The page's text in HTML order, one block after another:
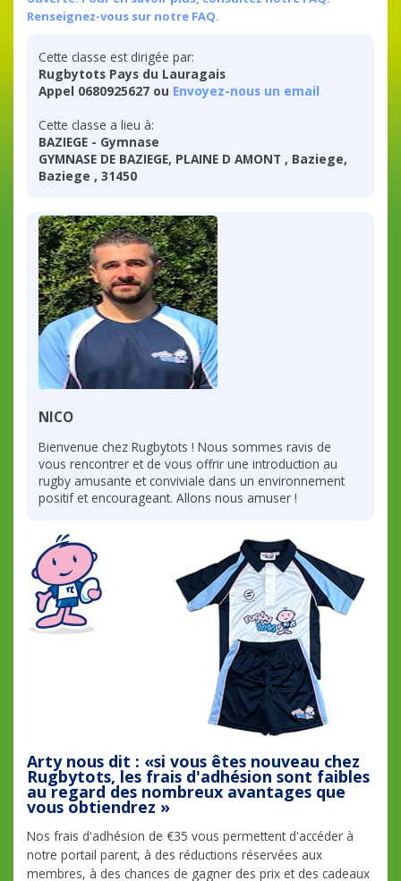
Renseignez-vous sur notre FAQ.
Cette classe est dirigée par:
Rugbytots Pays du Lauragais
Appel 0680925627 ou Envoyez-nous un email
Cette classe a lieu à:
BAZIEGE - Gymnase
GYMNASE DE BAZIEGE, PLAINE D AMONT , Baziege,
Baziege , 31450
NICO
Bienvenue chez Rugbytots ! Nous sommes ravis de
vous rencontrer et de vous offrir une introduction au
rugby amusante et conviviale dans un environnement
positif et encourageant. Allons nous amuser !
Arty nous dit : «si vous êtes nouveau chez
Rugbytots, les frais d'adhésion sont faibles
au regard des nombreux avantages que
vous obtiendrez »
Nos frais d'adhésion de €35 vous permettent d'accéder à
notre portail parent, à des réductions réservées aux
membres, à des chances de gagner des prix et des cadeaux